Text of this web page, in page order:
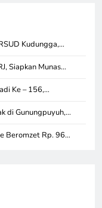
Kudungga,…
Siapkan Munas…
Ke – 156,…
di Gunungpuyuh,…
Beromzet Rp. 96…